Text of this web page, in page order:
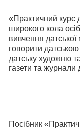
«Практичний курс
широкого кола
вивчення
говорити
датську художню
газети та
Посібник